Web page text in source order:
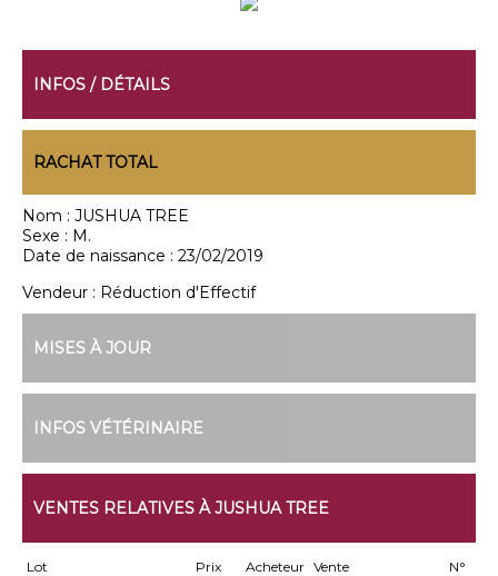
INFOS / DÉTAILS
RACHAT TOTAL
Nom : JUSHUA TREE
Sexe : M.
Date de naissance : 23/02/2019
Vendeur : Réduction d'Effectif
MISES À JOUR
INFOS VÉTÉRINAIRE
VENTES RELATIVES À JUSHUA TREE
Lot Prix Acheteur Vente
N°